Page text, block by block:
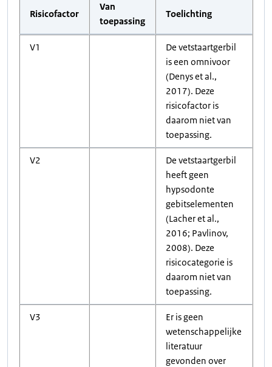
Risicofactor
Van
toepassing
Toelichting
V1
De vetstaartgerbil
is een omnivoor
(Denys et al.,
2017). Deze
risicofactor is
daarom niet van
toepassing.
V2
De vetstaartgerbil
heeft geen
hypsodonte
gebitselementen
(Lacher et al.,
2016; Pavlinov,
2008). Deze
risicocategorie is
daarom niet van
toepassing.
V3
Er is geen
wetenschappelijke
literatuur
gevonden over